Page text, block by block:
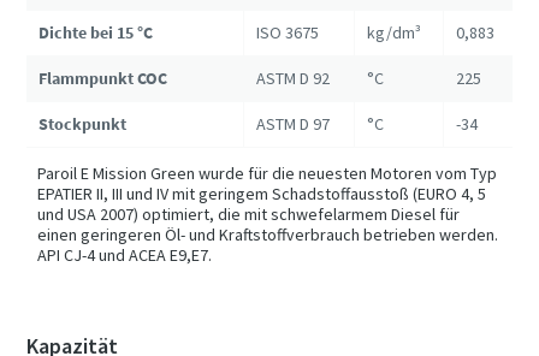
Dichte bei 15 °C ISO 3675 kg/dm³ 0,883
Flammpunkt COC ASTM D 92 °C 225
Stockpunkt ASTM D 97 °C -34
Paroil E Mission Green wurde für die neuesten Motoren vom Typ
EPATIER II, III und IV mit geringem Schadstoffausstoß (EURO 4, 5
und USA 2007) optimiert, die mit schwefelarmem Diesel für
einen geringeren Öl- und Kraftstoffverbrauch betrieben werden.
API CJ-4 und ACEA E9,E7.
Kapazität